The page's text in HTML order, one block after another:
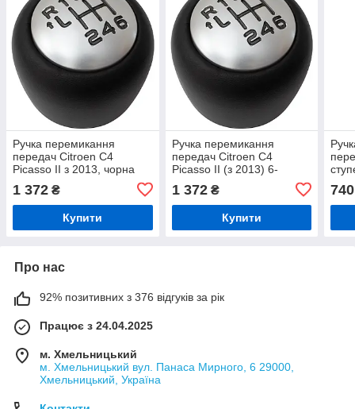
Ручка перемикання
передач Citroen C4
Picasso II з 2013, чорна
срібляста накладка
1 372 ₴
Купити
Ручка перемикання
передач Citroen C4
Picasso II (з 2013) 6-
екошкіра, срібляста
вставка
1 372₴
Купити
740
Про нас
92% позитивних з 376 відгуків за рік
Працює з 24.04.2025
м. Хмельницький
м. Хмельницький вул. Панаса Мирного, 6 29000,
Хмельницький, Україна